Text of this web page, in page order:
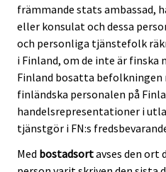
främmande stats ambassad,
eller konsulat och dessa
och personliga tjänstefolk
i Finland, om de inte är finska
Finland bosatta befolkningen
finländska personalen på
handelsrepresentationer i
tjänstgör i FN:s
Med bostadsortavses den ort